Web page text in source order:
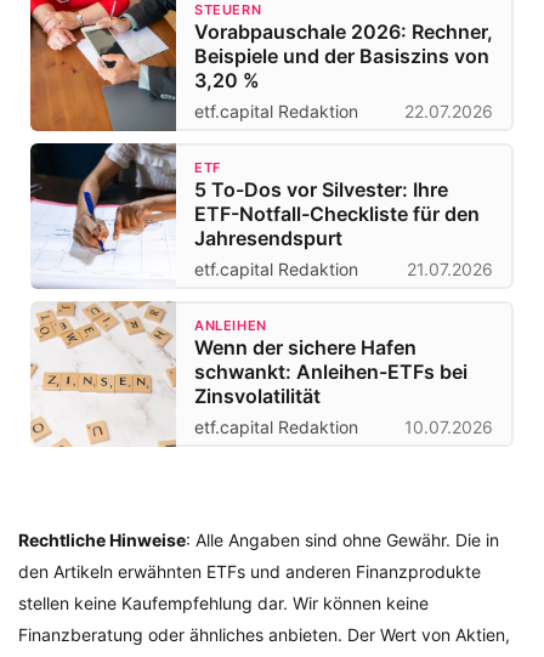
STEUERN
Vorabpauschale 2026: Rechner,
Beispiele und der Basiszins von
3,20 %
etf.capital Redaktion 22.07.2026
ETF
5 To-Dos vor Silvester: Ihre
ETF-Notfall-Checkliste für den
Jahresendspurt
etf.capital Redaktion 21.07.2026
ANLEIHEN
Wenn der sichere Hafen
schwankt: Anleihen-ETFs bei
Zinsvolatilität
etf.capital Redaktion 10.07.2026
Rechtliche Hinweise: Alle Angaben sind ohne Gewähr. Die in
den Artikeln erwähnten ETFs und anderen Finanzprodukte
stellen keine Kaufempfehlung dar. Wir können keine
Finanzberatung oder ähnliches anbieten. Der Wert von Aktien,